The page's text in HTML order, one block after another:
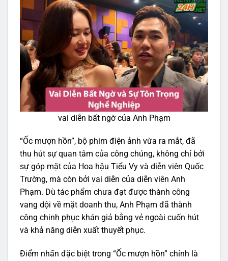
vai diễn bất ngờ của Anh Phạm
“Ốc mượn hồn”, bộ phim điện ảnh vừa ra mắt, đã
thu hút sự quan tâm của công chúng, không chỉ bởi
sự góp mặt của Hoa hậu Tiểu Vy và diễn viên Quốc
Trường, mà còn bởi vai diễn của diễn viên Anh
Phạm. Dù tác phẩm chưa đạt được thành công
vang dội về mặt doanh thu, Anh Phạm đã thành
công chinh phục khán giả bằng vẻ ngoài cuốn hút
và khả năng diễn xuất thuyết phục.
Điểm nhấn đặc biệt trong “Ốc mượn hồn” chính là